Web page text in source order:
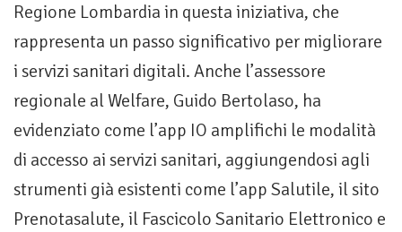
Regione Lombardia in questa iniziativa, che
rappresenta un passo significativo per migliorare
i servizi sanitari digitali. Anche l’assessore
regionale al Welfare, Guido Bertolaso, ha
evidenziato come l’app IO amplifichi le modalità
di accesso ai servizi sanitari, aggiungendosi agli
strumenti già esistenti come l’app Salutile, il sito
Prenotasalute, il Fascicolo Sanitario Elettronico e